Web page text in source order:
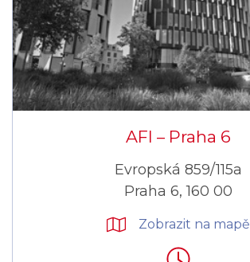
AFI –⁠⁠⁠⁠⁠⁠ Praha 6
Evropská 859/115a
Praha 6, 160 00
Zobrazit na mapě